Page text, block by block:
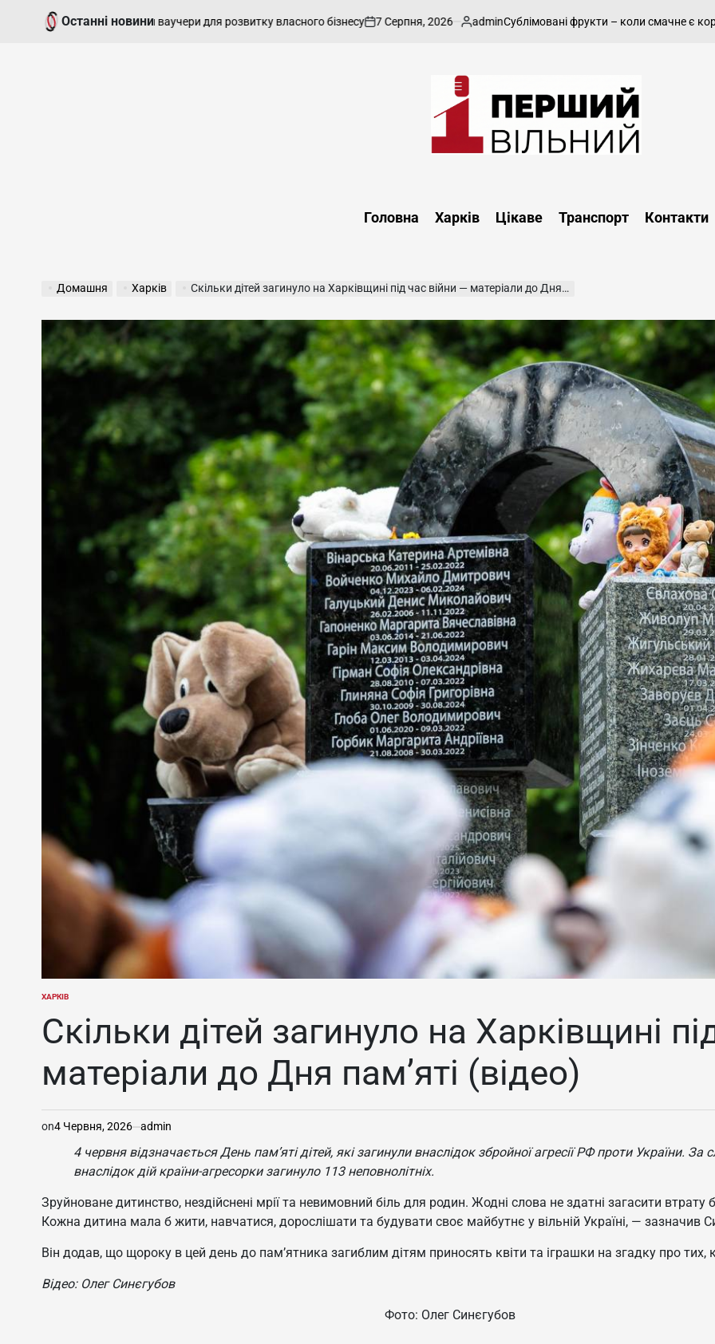
Останні новини
отримати ваучери для розвитку власного бізнесу
on
7 Серпня, 2026
Опубліковано
adminСублімовані фрукти – коли смачне є корисним і
харківський,
області
Головна Харків Цікаве Транспорт Контакти
Домашня Харків Скільки дітей загинуло на Харківщині під час війни — матеріали до Дня пам’яті (відео)
ОПУБЛІКУВАТИ
ХАРКІВ
Скільки дітей загинуло на Харківщині
матеріали до Дня пам’яті (відео)
on4 Червня, 2026 admin
4 червня відзначається День пам’яті дітей, які загинули внаслідок збройної агресії РФ проти України.
внаслідок дій країни-агресорки загинуло 113 неповнолітніх.
Зруйноване дитинство, нездійснені мрії та невимовний біль для родин. Жодні слова не здатні загасити втрату
Кожна дитина мала б жити, навчатися, дорослішати та будувати своє майбутнє у вільній Україні, — зазначив
Він додав, що щороку в цей день до пам’ятника загиблим дітям приносять квіти та іграшки на згадку про тих,
Відео: Олег Синєгубов
Фото: Олег Синєгубов